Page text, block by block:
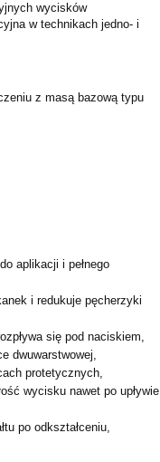
wycisków
w technikach jedno- i
z masą bazową typu
aplikacji i pełnego
i redukuje pęcherzyki
się pod naciskiem,
dwuwarstwowej,
protetycznych,
wycisku nawet po upływie
po odkształceniu,